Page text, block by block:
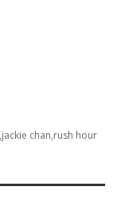
jackie chan rush hour